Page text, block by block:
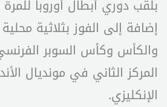
بلقب دوري أبطال أوروبا
إضافة إلى الفوز بثلاثية
والكأس وكأس السوبر
المركز الثاني في مونديال
الإنكليزي.